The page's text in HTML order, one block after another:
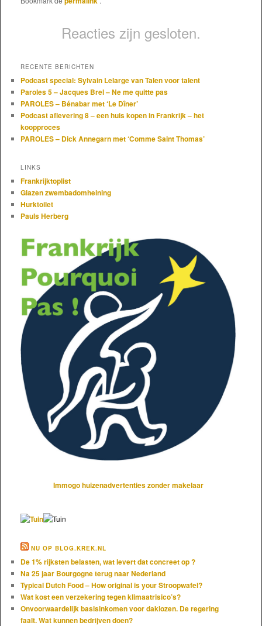
Reacties zijn gesloten.
RECENTE BERICHTEN
Podcast special: Sylvain Lelarge van Talen voor talent
Paroles 5 – Jacques Brel – Ne me quitte pas
PAROLES – Bénabar met ‘Le Dîner’
Podcast aflevering 8 – een huis kopen in Frankrijk – het
koopproces
PAROLES – Dick Annegarn met ‘Comme Saint Thomas’
LINKS
Frankrijktoplist
Glazen zwembadomheining
Hurktoilet
Pauls Herberg
Immogo huizenadvertenties zonder makelaar
NU OP BLOG.KREK.NL
De 1% rijksten belasten, wat levert dat concreet op ?
Na 25 jaar Bourgogne terug naar Nederland
Typical Dutch Food – How original is your Stroopwafel?
Wat kost een verzekering tegen klimaatrisico’s?
Onvoorwaardelijk basisinkomen voor daklozen. De regering
faalt. Wat kunnen bedrijven doen?